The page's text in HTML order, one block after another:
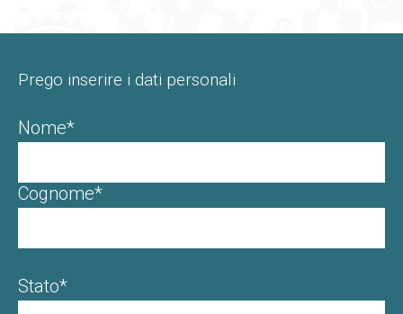
Prego inserire i dati personali
Nome*
Cognome*
Stato*